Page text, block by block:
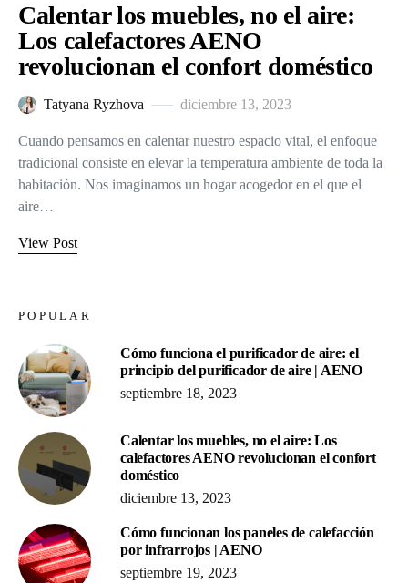
Calentar los muebles, no el aire:
Los calefactores AENO
revolucionan el confort doméstico
Tatyana Ryzhova diciembre 13, 2023
Cuando pensamos en calentar nuestro espacio vital, el enfoque
tradicional consiste en elevar la temperatura ambiente de toda la
habitación. Nos imaginamos un hogar acogedor en el que el
aire…
View Post
POPULAR
Cómo funciona el purificador de aire: el
principio del purificador de aire | AENO
septiembre 18, 2023
Calentar los muebles, no el aire: Los
calefactores AENO revolucionan el confort
doméstico
diciembre 13, 2023
Cómo funcionan los paneles de calefacción
por infrarrojos | AENO
septiembre 19, 2023